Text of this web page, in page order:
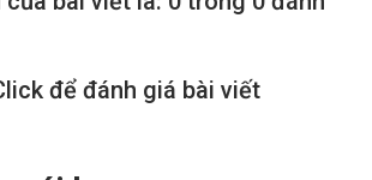
để đánh giá bài viết